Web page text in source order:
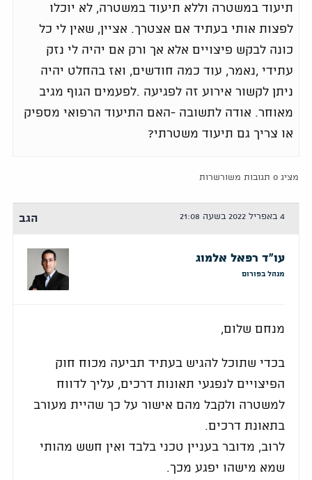
תיעוד במשטרה וללא תיעוד במשטרה, לא יוכלו
לפצות אותי בעתיד אם אצטרך. אציין, שאין לי כל
כונה לבקש פיצויים אלא אך ורק אם יהיה לי נזק
עתידי ,נאמר, עוד כמה חודשים, ואז בהחלט יהיה
ניתן לקשור אירוע זה לפגיעה .לפעמים הגוף מגיב
מאוחר. אודה לתשובה -האם התיעוד הרפואי מספיק
או צריך גם תיעוד משטרתי?
מציג 0 תגובות משורשרות
4 באפריל 2022 בשעה 21:08 הגב
עו"ד רפאל אלמוג
מנהל בפורום
מנחם שלום,
בכדי שתוכל להגיש בעתיד תביעה מכוח חוק
הפיצויים לנפגעי תאונות דרכים, עליך לדווח
למשטרה ולקבל מהם אישור על כך שהיית מעורב
בתאונת דרכים.
לרוב, מדובר בעניין טכני בלבד ואין חשש מהותי
שמא מישהו יפגע מכך.